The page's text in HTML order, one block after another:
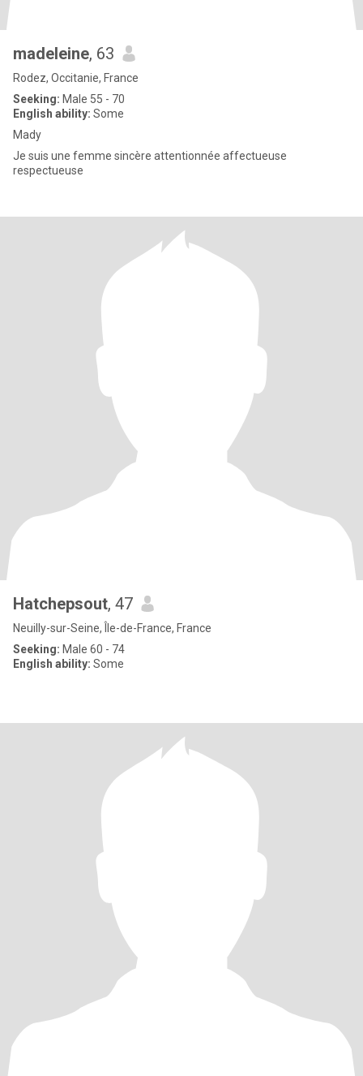
madeleine, 63
Rodez, Occitanie, France
Seeking: Male 55 - 70
English ability: Some
Mady
Je suis une femme sincère attentionnée affectueuse
respectueuse
Hatchepsout, 47
Neuilly-sur-Seine, Île-de-France, France
Seeking: Male 60 - 74
English ability: Some